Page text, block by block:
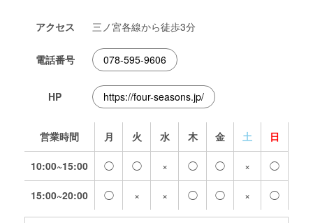
アクセス 三ノ宮各線から徒歩3分
電話番号 078-595-9606
HP https://four-seasons.jp/
営業時間 月 火 水 木 金 土 日
10:00~15:00 ◯ ◯ × ◯ ◯ × ◯
15:00~20:00 ◯ × × ◯ ◯ × ◯